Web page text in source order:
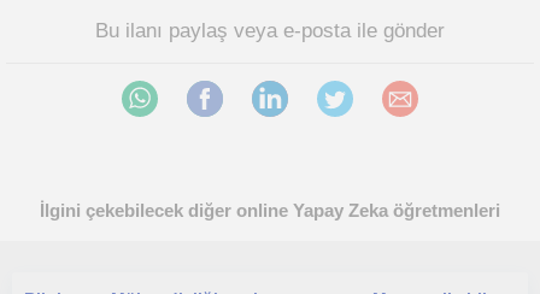
Bu ilanı paylaş veya e-posta ile gönder
İlgini çekebilecek diğer online Yapay Zeka öğretmenleri